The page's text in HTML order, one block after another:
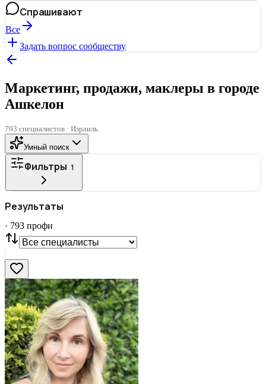
Спрашивают
Все
Задать вопрос сообществу
Маркетинг, продажи, маклеры в городе
Ашкелон
793 специалистов · Израиль
Умный поиск
Фильтры 1
Все
СТАТУС
VIP С фото
Нашли
Сбросить
Результаты
· 793 профи